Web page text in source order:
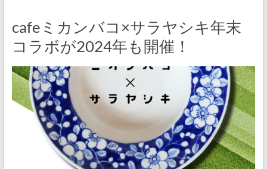
cafeミカンバコ×サラヤシキ年末
コラボが2024年も開催！